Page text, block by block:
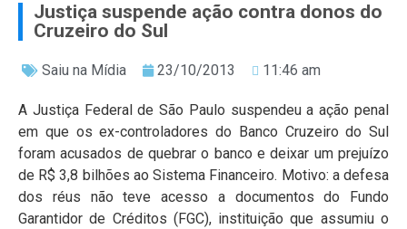
Justiça suspende ação contra donos do
Cruzeiro do Sul
Saiu na Mídia 23/10/2013 11:46 am
A Justiça Federal de São Paulo suspendeu a ação penal
em que os ex-controladores do Banco Cruzeiro do Sul
foram acusados de quebrar o banco e deixar um prejuízo
de R$ 3,8 bilhões ao Sistema Financeiro. Motivo: a defesa
dos réus não teve acesso a documentos do Fundo
Garantidor de Créditos (FGC), instituição que assumiu o